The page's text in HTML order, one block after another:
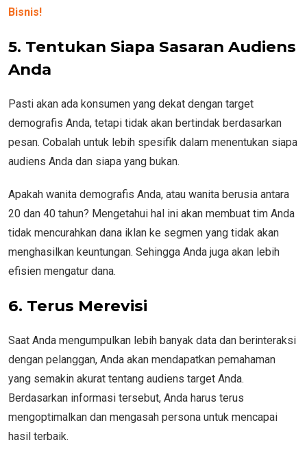
Bisnis!
5. Tentukan Siapa Sasaran Audiens
Anda
Pasti akan ada konsumen yang dekat dengan target
demografis Anda, tetapi tidak akan bertindak berdasarkan
pesan. Cobalah untuk lebih spesifik dalam menentukan siapa
audiens Anda dan siapa yang bukan.
Apakah wanita demografis Anda, atau wanita berusia antara
20 dan 40 tahun? Mengetahui hal ini akan membuat tim Anda
tidak mencurahkan dana iklan ke segmen yang tidak akan
menghasilkan keuntungan. Sehingga Anda juga akan lebih
efisien mengatur dana.
6. Terus Merevisi
Saat Anda mengumpulkan lebih banyak data dan berinteraksi
dengan pelanggan, Anda akan mendapatkan pemahaman
yang semakin akurat tentang audiens target Anda.
Berdasarkan informasi tersebut, Anda harus terus
mengoptimalkan dan mengasah persona untuk mencapai
hasil terbaik.